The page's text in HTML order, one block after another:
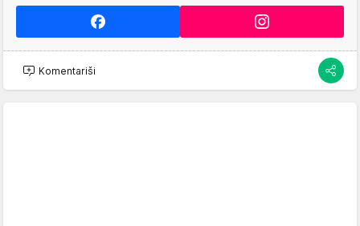
Komentariši